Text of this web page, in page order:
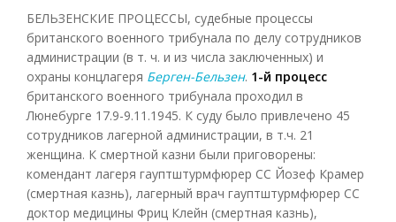
БЕЛЬЗЕНСКИЕ ПРОЦЕССЫ, судебные процессы
британского военного трибунала по делу сотрудников
администрации (в т. ч. и из числа заключенных) и
охраны концлагеря Берген-Бельзен. 1-й процесс
британского военного трибунала проходил в
Люнебурге 17.9-9.11.1945. К суду было привлечено 45
сотрудников лагерной администрации, в т.ч. 21
женщина. К смертной казни были приговорены:
комендант лагеря гауптштурмфюрер СС Йозеф Крамер
(смертная казнь), лагерный врач гауптштурмфюрер СС
доктор медицины Фриц Клейн (смертная казнь),